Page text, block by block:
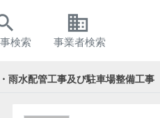
検索
business
事業者検索
雨水配管工事及び駐車場整備工事